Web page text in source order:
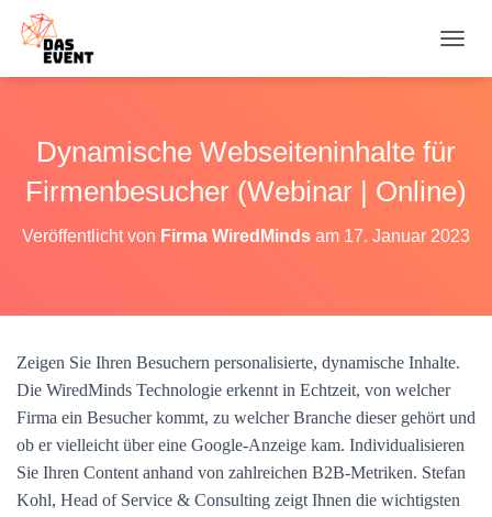
A
T
I
N
A
N
Dynamische Webseiteninhalte für
Firmenbesucher (Webinar | Online)
Veröffentlicht von Firma WiredMinds am 17. Januar 2023
Zeigen Sie Ihren Besuchern personalisierte, dynamische Inhalte.
Die WiredMinds Technologie erkennt in Echtzeit, von welcher
Firma ein Besucher kommt, zu welcher Branche dieser gehört und
ob er vielleicht über eine Google-Anzeige kam. Individualisieren
Sie Ihren Content anhand von zahlreichen B2B-Metriken. Stefan
Kohl, Head of Service & Consulting zeigt Ihnen die wichtigsten